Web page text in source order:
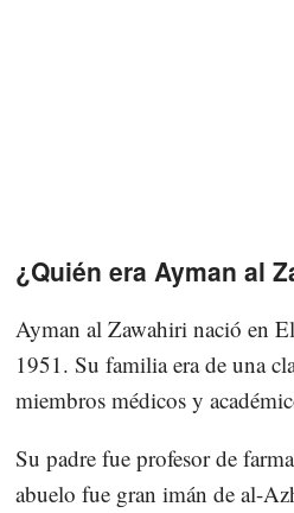
¿Quién era Ayman al
Ayman al Zawahiri nació en
1951. Su familia era de una
miembros médicos y
Su padre fue profesor de
abuelo fue gran imán de al-